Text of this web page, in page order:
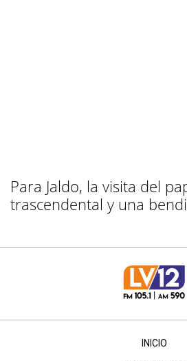
Para Jaldo, la visita del
trascendental y una
INICIO